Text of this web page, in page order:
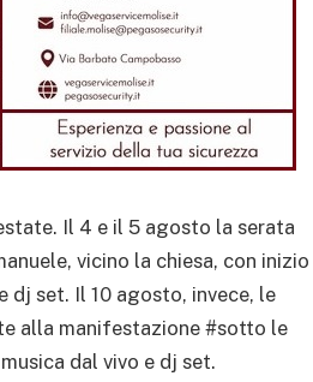
Il 4 e il 5 agosto la serata
vicino la chiesa, con inizio
dj set. Il 10 agosto, invece, le
alla manifestazione #sotto le
dal vivo e dj set.